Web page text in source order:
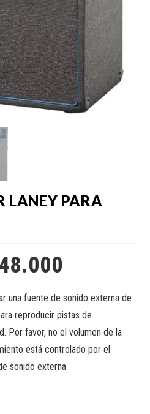
LANEY PARA
una fuente de sonido externa de
reproducir pistas de
Por favor, no el volumen de la
está controlado por el
sonido externa.